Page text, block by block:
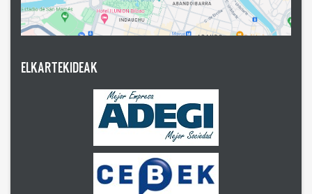
ELKARTEKIDEAK